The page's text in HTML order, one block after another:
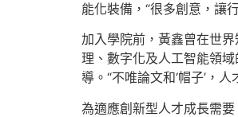
能化裝備，“很多創意，讓
加入學院前，黃鑫曾在世
理、數字化及人工智能領
導。“不唯論文和‘帽子’，
為適應創新型人才成長需